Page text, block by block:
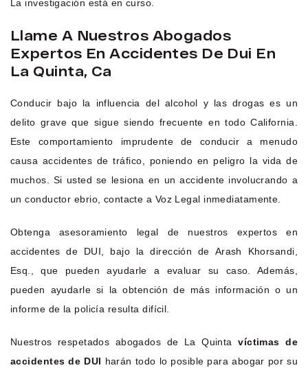
La investigación está en curso.
Llame A Nuestros Abogados
Expertos En Accidentes De Dui En
La Quinta, Ca
Conducir bajo la influencia del alcohol y las drogas es un
delito grave que sigue siendo frecuente en todo California.
Este comportamiento imprudente de conducir a menudo
causa accidentes de tráfico, poniendo en peligro la vida de
muchos. Si usted se lesiona en un accidente involucrando a
un conductor ebrio, contacte a Voz Legal inmediatamente.
Obtenga asesoramiento legal de nuestros expertos en
accidentes de DUI, bajo la dirección de Arash Khorsandi,
Esq., que pueden ayudarle a evaluar su caso. Además,
pueden ayudarle si la obtención de más información o un
informe de la policía resulta difícil.
Nuestros respetados abogados de La Quintavíctimas de
accidentes de DUI harán todo lo posible para abogar por su